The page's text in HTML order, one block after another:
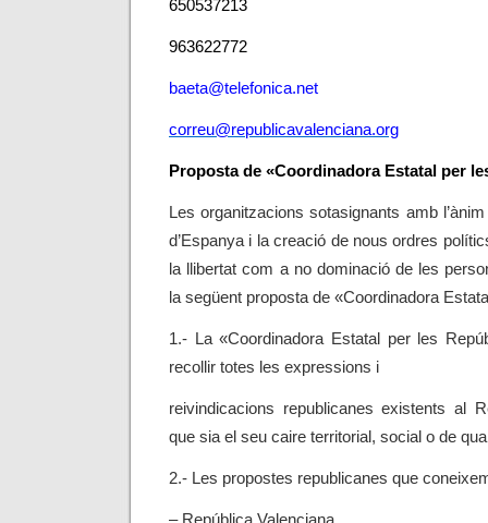
650537213
963622772
baeta@telefonica.net
correu@republicavalenciana.org
Proposta de «Coordinadora Estatal per
Les organitzacions sotasignants amb
d’Espanya i la creació de nous ordres
la llibertat com a no dominació de les
la següent proposta de «Coordinadora
1.- La «Coordinadora Estatal per les
recollir totes les expressions i
reivindicacions republicanes existents al
que sia el seu caire territorial, social o de
2.- Les propostes republicanes que